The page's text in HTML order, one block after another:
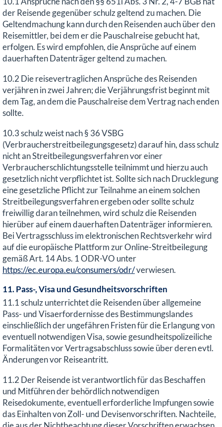
der Reisende gegenüber schulz geltend zu machen. Die
Geltendmachung kann durch den Reisenden auch über den
Reisemittler, bei dem er die Pauschalreise gebucht hat,
erfolgen. Es wird empfohlen, die Ansprüche auf einem
dauerhaften Datenträger geltend zu machen.
10.2 Die reisevertraglichen Ansprüche des Reisenden
verjähren in zwei Jahren; die Verjährungsfrist beginnt mit
dem Tag, an dem die Pauschalreise dem Vertrag nach enden
sollte.
10.3 schulz weist nach § 36 VSBG
(Verbraucherstreitbeilegungsgesetz) darauf hin, dass schulz
nicht an Streitbeilegungsverfahren vor einer
Verbraucherschlichtungsstelle teilnimmt und hierzu auch
gesetzlich nicht verpflichtet ist. Sollte sich nach Drucklegung
eine gesetzliche Pflicht zur Teilnahme an einem solchen
Streitbeilegungsverfahren ergeben oder sollte schulz
freiwillig daran teilnehmen, wird schulz die Reisenden
hierüber auf einem dauerhaften Datenträger informieren.
Bei Vertragsschluss im elektronischen Rechtsverkehr wird
auf die europäische Plattform zur Online-Streitbeilegung
gemäß Art. 14 Abs. 1 ODR-VO unter
https://ec.europa.eu/consumers/odr/verwiesen.
11. Pass-, Visa und Gesundheitsvorschriften
11.1 schulz unterrichtet die Reisenden über allgemeine
Pass- und Visaerfordernisse des Bestimmungslandes
einschließlich der ungefähren Fristen für die Erlangung von
eventuell notwendigen Visa, sowie gesundheitspolizeiliche
Formalitäten vor Vertragsabschluss sowie über deren evtl.
Änderungen vor Reiseantritt.
11.2 Der Reisende ist verantwortlich für das Beschaffen
und Mitführen der behördlich notwendigen
Reisedokumente, eventuell erforderliche Impfungen sowie
das Einhalten von Zoll- und Devisenvorschriften. Nachteile,